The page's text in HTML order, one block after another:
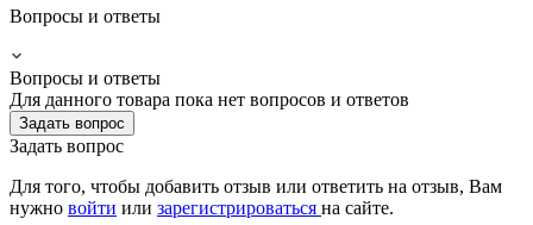
Вопросы и ответы
Вопросы и ответы
Для данного товара пока нет вопросов и ответов
Задать вопрос
Задать вопрос
Для того, чтобы добавить отзыв или ответить на отзыв, Вам
нужно войти или зарегистрироваться на сайте.